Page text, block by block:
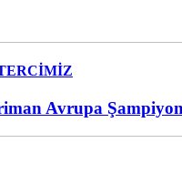
Avrupa